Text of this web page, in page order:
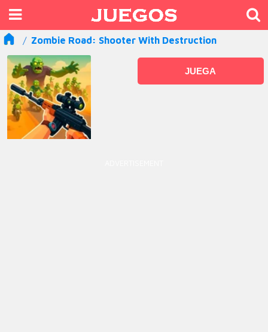
Zombie Road: Shooter With Destruction
JUEGA